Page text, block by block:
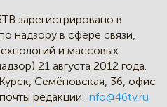
зарегистрировано в
надзору в сфере связи,
и массовых
21 августа 2012 года.
Семёновская, 36, офис
редакции: info@46tv.ru